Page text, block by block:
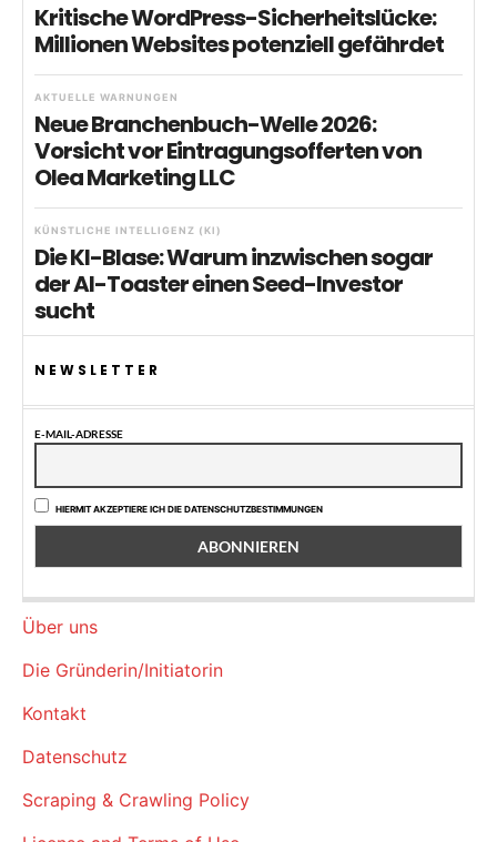
Kritische WordPress-Sicherheitslücke:
Millionen Websites potenziell gefährdet
AKTUELLE WARNUNGEN
Neue Branchenbuch-Welle 2026:
Vorsicht vor Eintragungsofferten von
Olea Marketing LLC
KÜNSTLICHE INTELLIGENZ (KI)
Die KI-Blase: Warum inzwischen sogar
der AI-Toaster einen Seed-Investor
sucht
NEWSLETTER
E-MAIL-ADRESSE
HIERMIT AKZEPTIERE ICH DIE DATENSCHUTZBESTIMMUNGEN
Über uns
Die Gründerin/Initiatorin
Kontakt
Datenschutz
Scraping & Crawling Policy